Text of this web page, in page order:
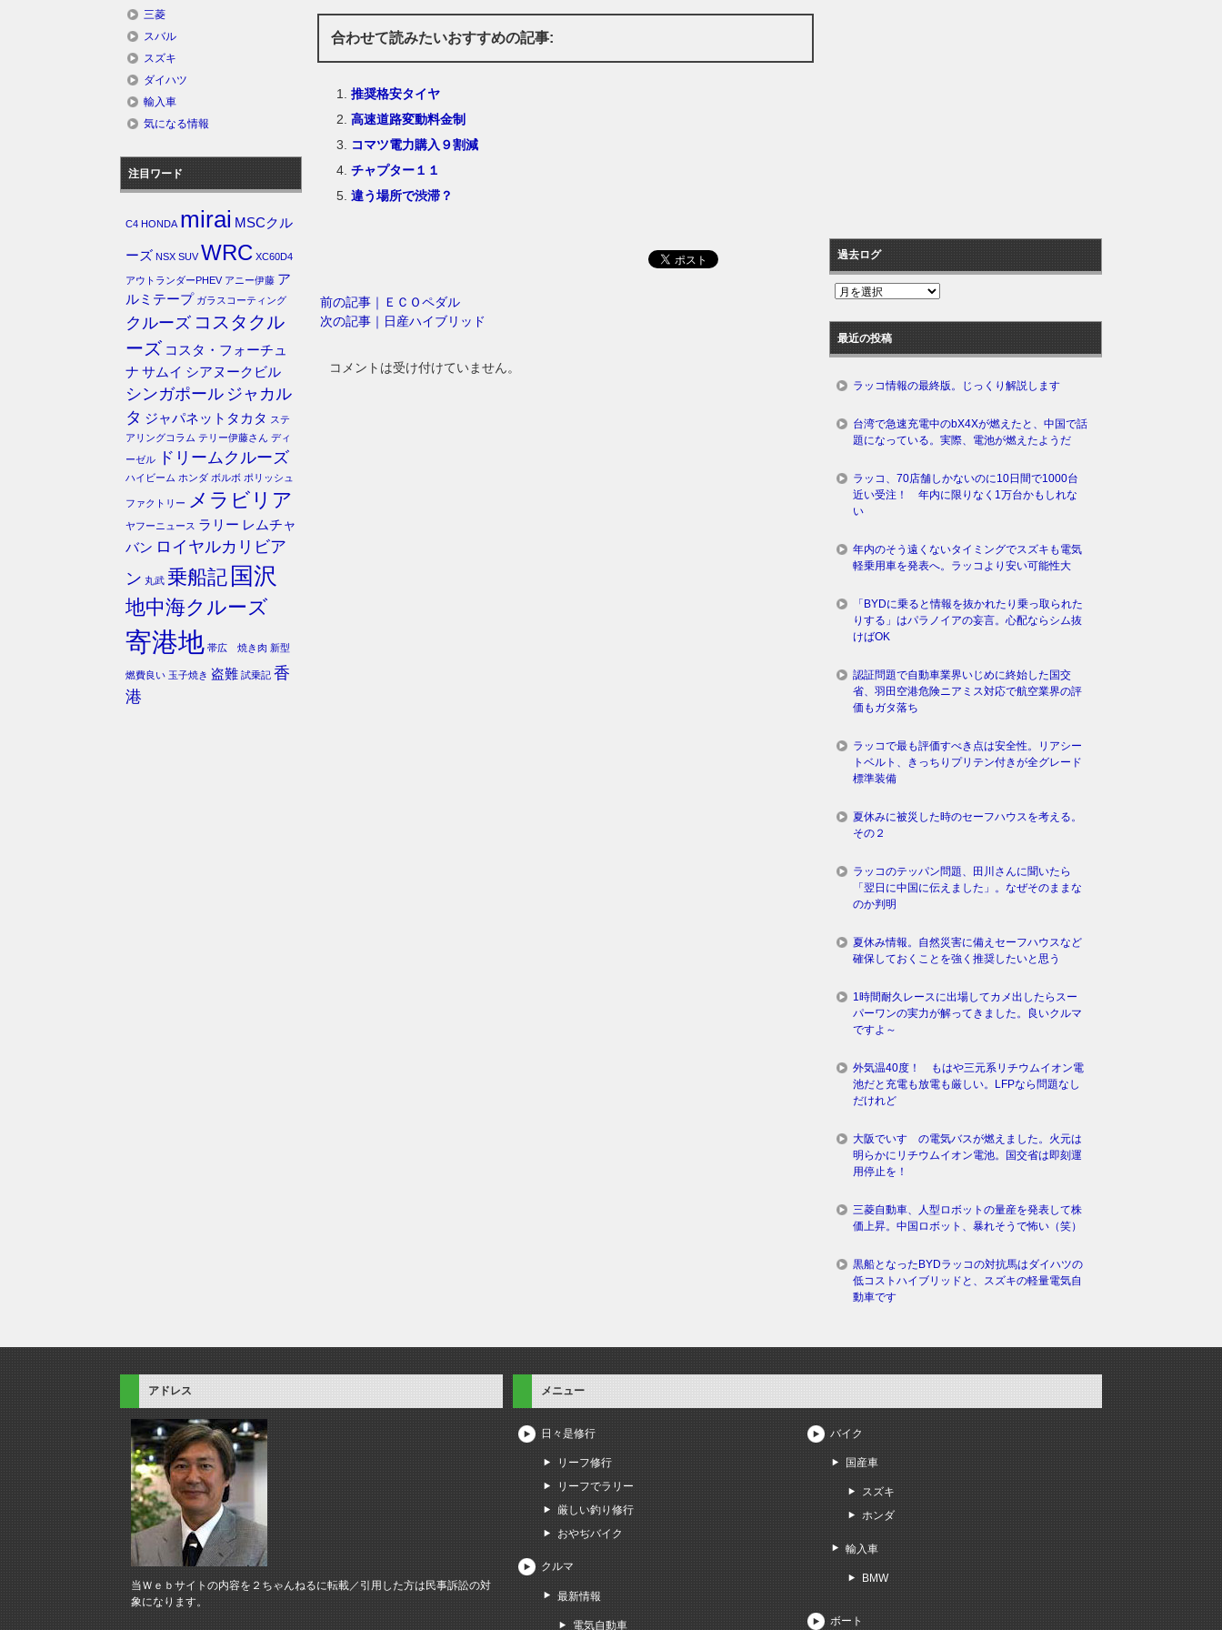
合わせて読みたいおすすめの記事:
推奨格安タイヤ
高速道路変動料金制
コマツ電力購入９割減
チャプター１１
違う場所で渋滞？
前の記事｜ＥＣＯペダル
次の記事｜日産ハイブリッド
コメントは受け付けていません。
三菱
スバル
スズキ
ダイハツ
輸入車
気になる情報
注目ワード
C4 HONDA mirai MSCクル
ーズ NSX SUV WRC XC60D4
アウトランダーPHEV アニー伊藤 ア
ルミテープ ガラスコーティング
クルーズ コスタクル
ーズ コスタ・フォーチュ
ナ サムイ シアヌークビル
シンガポール ジャカル
タ ジャパネットタカタ ステ
アリングコラム テリー伊藤さん ディ
ーゼル
ドリームクルーズ
ハイビーム ホンダ ボルボ ポリッシュ
ファクトリー メラビリア
ヤフーニュース ラリー レムチャ
バン ロイヤルカリビア
ン 丸武 乗船記 国沢
地中海クルーズ
寄港地 帯広 焼き肉 新型
燃費良い 玉子焼き 盗難 試乗記 香
港
過去ログ
過
ロ
グ
最近の投稿
ラッコ情報の最終版。じっくり解説します
台湾で急速充電中のbX4Xが燃えたと、中国で話
題になっている。実際、電池が燃えたようだ
ラッコ、70店舗しかないのに10日間で1000台
近い受注！ 年内に限りなく1万台かもしれな
い
年内のそう遠くないタイミングでスズキも電気
軽乗用車を発表へ。ラッコより安い可能性大
「BYDに乗ると情報を抜かれたり乗っ取られた
りする」はパラノイアの妄言。心配ならシム抜
けばOK
認証問題で自動車業界いじめに終始した国交
省、羽田空港危険ニアミス対応で航空業界の評
価もガタ落ち
ラッコで最も評価すべき点は安全性。リアシー
トベルト、きっちりプリテン付きが全グレード
標準装備
夏休みに被災した時のセーフハウスを考える。
その２
ラッコのテッパン問題、田川さんに聞いたら
「翌日に中国に伝えました」。なぜそのままな
のか判明
夏休み情報。自然災害に備えセーフハウスなど
確保しておくことを強く推奨したいと思う
1時間耐久レースに出場してカメ出したらスー
パーワンの実力が解ってきました。良いクルマ
ですよ～
外気温40度！ もはや三元系リチウムイオン電
池だと充電も放電も厳しい。LFPなら問題なし
だけれど
大阪でいすゞの電気バスが燃えました。火元は
明らかにリチウムイオン電池。国交省は即刻運
用停止を！
三菱自動車、人型ロボットの量産を発表して株
価上昇。中国ロボット、暴れそうで怖い（笑）
黒船となったBYDラッコの対抗馬はダイハツの
低コストハイブリッドと、スズキの軽量電気自
動車です
アドレス
当Ｗｅｂサイトの内容を２ちゃんねるに転載／引用した方は民事訴訟の対
象になります。
メニュー
日々是修行
リーフ修行
リーフでラリー
厳しい釣り修行
おやぢバイク
クルマ
最新情報
電気自動車
バイク
国産車
スズキ
ホンダ
輸入車
BMW
ボート